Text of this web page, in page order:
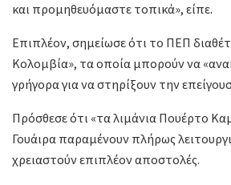
και προμηθευόμαστε τοπικά», είπε.
Επιπλέον, σημείωσε ότι το ΠΕΠ
Κολομβία», τα οποία μπορούν να
γρήγορα για να στηρίξουν την
Πρόσθεσε ότι «τα λιμάνια Πουέρτο
Γουάιρα παραμένουν πλήρως
χρειαστούν επιπλέον αποστολές.